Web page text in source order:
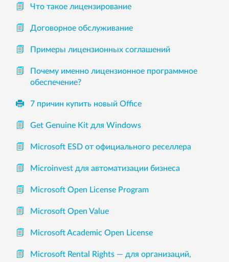
Что такое лицензирование
Договорное обслуживание
Примеры лицензионных соглашений
Почему именно лицензионное программное
обеспечение?
7 причин купить новый Office
Get Genuine Kit для Windows
Microsoft ESD от официального реселлера
Microinvest для автоматизации бизнеса
Microsoft Open License Program
Microsoft Open Value
Microsoft Academic Open License
Microsoft Rental Rights — для организаций,